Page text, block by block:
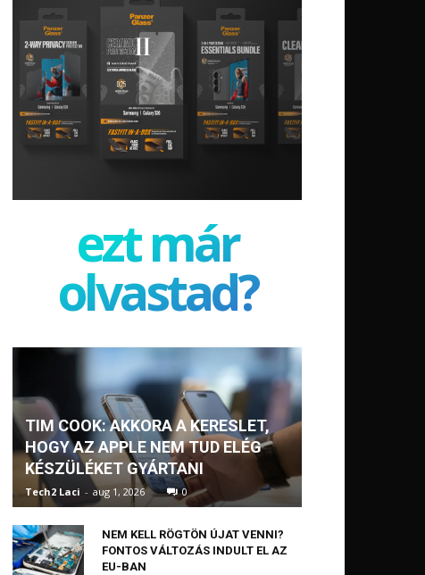
ezt már
olvastad?
TIM COOK: AKKORA A KERESLET,
HOGY AZ APPLE NEM TUD ELÉG
KÉSZÜLÉKET GYÁRTANI
Tech2 Laci - aug 1, 2026 0
NEM KELL RÖGTÖN ÚJAT VENNI?
FONTOS VÁLTOZÁS INDULT EL AZ
EU-BAN